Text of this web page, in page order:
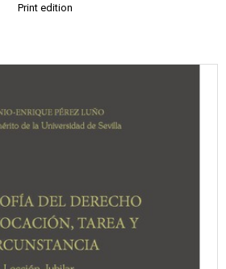
Print edition